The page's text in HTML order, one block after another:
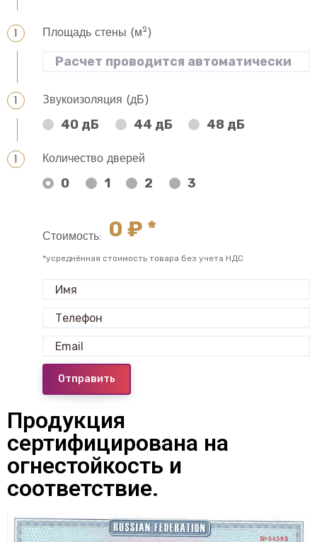
Площадь стены (м2)
Звукоизоляция (дБ)
40 дБ 44 дБ 48 дБ
Количество дверей
0 1 2 3
Стоимость: 0 ₽ *
*усреднённая стоимость товара без учета НДС
Отправить
Продукция
сертифицирована на
огнестойкость и
соответствие.